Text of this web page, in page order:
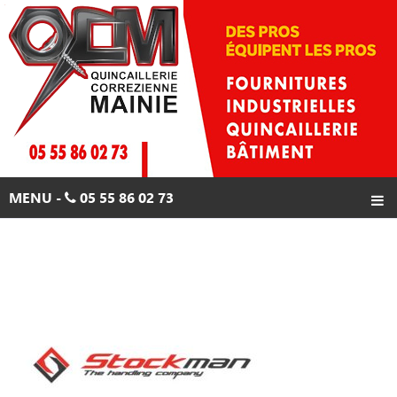
Skip
to
content
MENU - 05 55 86 02 73
05 55 86 02 73